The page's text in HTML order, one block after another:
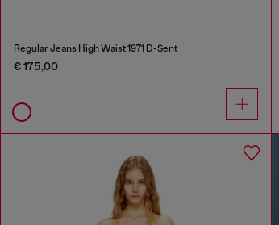
Regular Jeans High Waist 1971 D-Sent
€ 175,00